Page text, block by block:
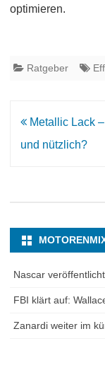
optimieren.
Ratgeber
Beitrags-
Navigation
Metallic Lack
und nützlich?
Nascar
FBI klärt auf:
Zanardi weiter im